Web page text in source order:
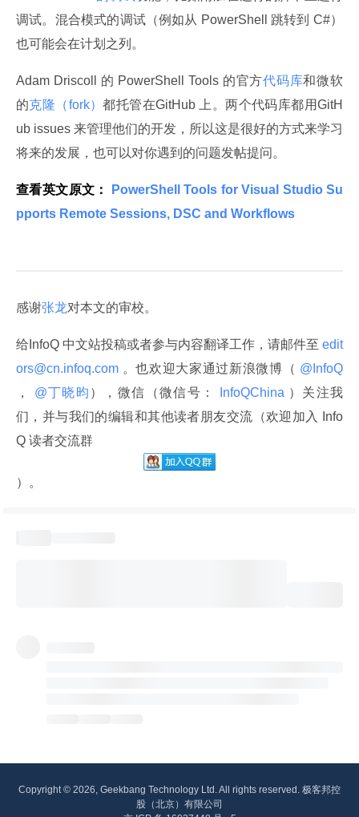
调试。混合模式的调试（例如从 PowerShell 跳转到 C#）
也可能会在计划之列。
Adam Driscoll 的 PowerShell Tools 的官方代码库和微软
的克隆（fork）都托管在GitHub 上。两个代码库都用GitH
ub issues 来管理他们的开发，所以这是很好的方式来学习
将来的发展，也可以对你遇到的问题发帖提问。
查看英文原文：
PowerShell Tools for Visual Studio Su
pports Remote Sessions, DSC and Workflows
感谢张龙对本文的审校。
给InfoQ 中文站投稿或者参与内容翻译工作，请邮件至 edit
ors@cn.infoq.com 。也欢迎大家通过新浪微博（
，
@丁晓昀 ），微信（微信号： InfoQChina ）关注我
们，并与我们的编辑和其他读者朋友交流（欢迎加入 Info
Q 读者交流群
）。
Copyright © 2026, Geekbang Technology Ltd. All rights reserved. 极客邦控
股（北京）有限公司